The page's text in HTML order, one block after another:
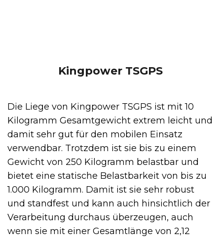
Kingpower TSGPS
Die Liege von Kingpower TSGPS ist mit 10
Kilogramm Gesamtgewicht extrem leicht und
damit sehr gut für den mobilen Einsatz
verwendbar. Trotzdem ist sie bis zu einem
Gewicht von 250 Kilogramm belastbar und
bietet eine statische Belastbarkeit von bis zu
1.000 Kilogramm. Damit ist sie sehr robust
und standfest und kann auch hinsichtlich der
Verarbeitung durchaus überzeugen, auch
wenn sie mit einer Gesamtlänge von 2,12